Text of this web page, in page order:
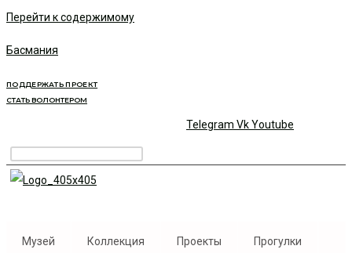
Перейти к содержимому
Басмания
ПОДДЕРЖАТЬ ПРОЕКТ
СТАТЬ ВОЛОНТЕРОМ
Telegram VkYoutube
Музей Коллекция Проекты Прогулки